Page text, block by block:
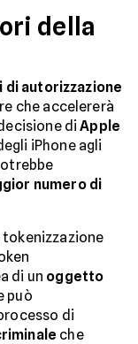
della
autorizzazione
che accelererà
diApple
iPhone agli
numero di
tokenizzazione
di un oggetto
può
di
che